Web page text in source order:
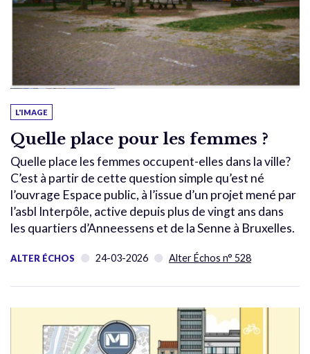
L'IMAGE
Quelle place pour les femmes ?
Quelle place les femmes occupent-elles dans la ville?
C’est à partir de cette question simple qu’est né
l’ouvrage Espace public, à l’issue d’un projet mené par
l’asbl Interpôle, active depuis plus de vingt ans dans
les quartiers d’Anneessens et de la Senne à Bruxelles.
ALTER ÉCHOS 24-03-2026 Alter Échos n° 528